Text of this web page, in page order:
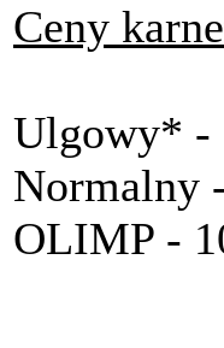
Ceny
Ulgowy* -
Normalny
OLIMP -